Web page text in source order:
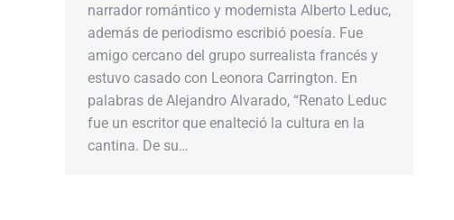
narrador romántico y modernista Alberto Leduc,
además de periodismo escribió poesía. Fue
amigo cercano del grupo surrealista francés y
estuvo casado con Leonora Carrington. En
palabras de Alejandro Alvarado, “Renato Leduc
fue un escritor que enalteció la cultura en la
cantina. De su…